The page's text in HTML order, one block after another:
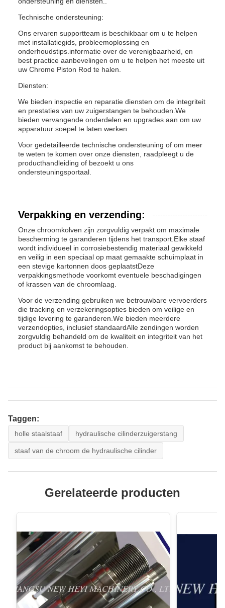
Technische ondersteuning:
Ons ervaren supportteam is beschikbaar om u te helpen
met installatiegids, probleemoplossing en
onderhoudstips.informatie over de verenigbaarheid, en
best practice aanbevelingen om u te helpen het meeste uit
uw Chrome Piston Rod te halen.
Diensten:
We bieden inspectie en reparatie diensten om de integriteit
en prestaties van uw zuigerstangen te behouden.We
bieden vervangende onderdelen en upgrades aan om uw
apparatuur soepel te laten werken.
Voor gedetailleerde technische ondersteuning of om meer
te weten te komen over onze diensten, raadpleegt u de
producthandleiding of bezoekt u ons
ondersteuningsportaal.
Verpakking en verzending:
Onze chroomkolven zijn zorgvuldig verpakt om maximale
bescherming te garanderen tijdens het transport.Elke staaf
wordt individueel in corrosiebestendig materiaal gewikkeld
en veilig in een speciaal op maat gemaakte schuimplaat in
een stevige kartonnen doos geplaatstDeze
verpakkingsmethode voorkomt eventuele beschadigingen
of krassen van de chroomlaag.
Voor de verzending gebruiken we betrouwbare vervoerders
die tracking en verzekeringsopties bieden om veilige en
tijdige levering te garanderen.We bieden meerdere
verzendopties, inclusief standaardAlle zendingen worden
zorgvuldig behandeld om de kwaliteit en integriteit van het
product bij aankomst te behouden.
Taggen:
holle staalstaaf hydraulische cilinderzuigerstang
staaf van de chroom de hydraulische cilinder
Gerelateerde producten